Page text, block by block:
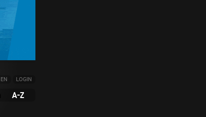
EN LOGIN
A-Z